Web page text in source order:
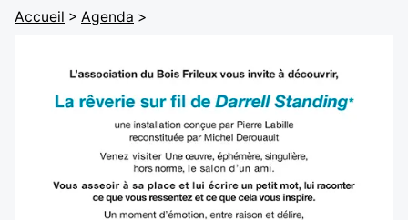
Accueil > Agenda >